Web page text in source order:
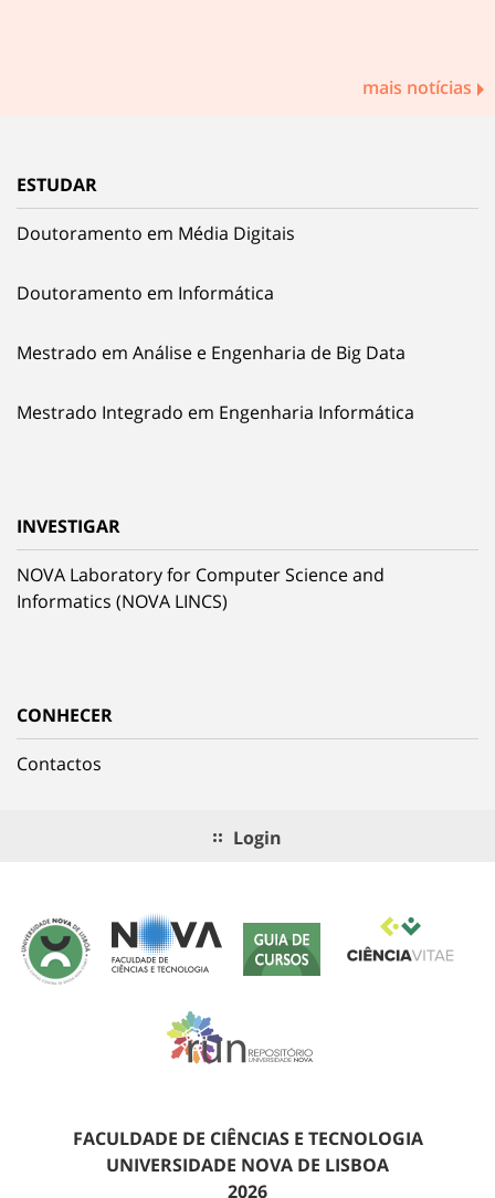
mais notícias
ESTUDAR
Doutoramento em Média Digitais
Doutoramento em Informática
Mestrado em Análise e Engenharia de Big Data
Mestrado Integrado em Engenharia Informática
INVESTIGAR
NOVA Laboratory for Computer Science and
Informatics (NOVA LINCS)
CONHECER
Contactos
Login
FACULDADE DE CIÊNCIAS E TECNOLOGIA
UNIVERSIDADE NOVA DE LISBOA
2026